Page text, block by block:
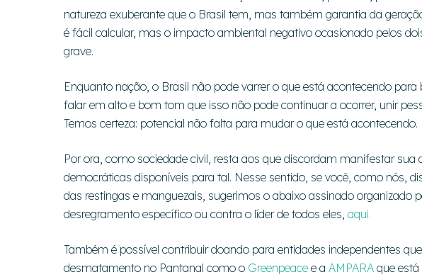
natureza exuberante que o Brasil tem, mas também garantia da
é fácil calcular, mas o impacto ambiental negativo ocasionado pelos
grave.
Enquanto nação, o Brasil não pode varrer o que está acontecendo
falar em alto e bom tom que isso não pode continuar a ocorrer, unir
Temos certeza: potencial não falta para mudar o que está acontecendo.
Por ora, como sociedade civil, resta aos que discordam manifestar
democráticas disponíveis para tal. Nesse sentido, se você, como nós,
das restingas e manguezais, sugerimos o abaixo assinado organizado
desregramento específico ou contra o líder de todos eles, aqui.
Também é possível contribuir doando para entidades independentes
desmatamento no Pantanal como o Greenpeace e a AMPARA que